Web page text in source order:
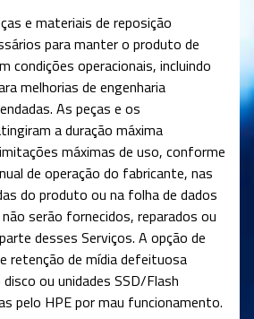
e materiais de reposição
para manter o produto de
condições operacionais, incluindo
melhorias de engenharia
As peças e os
a duração máxima
máximas de uso, conforme
de operação do fabricante, nas
do produto ou na folha de dados
serão fornecidos, reparados ou
desses Serviços. A opção de
retenção de mídia defeituosa
ou unidades SSD/Flash
pelo HPE por mau funcionamento.